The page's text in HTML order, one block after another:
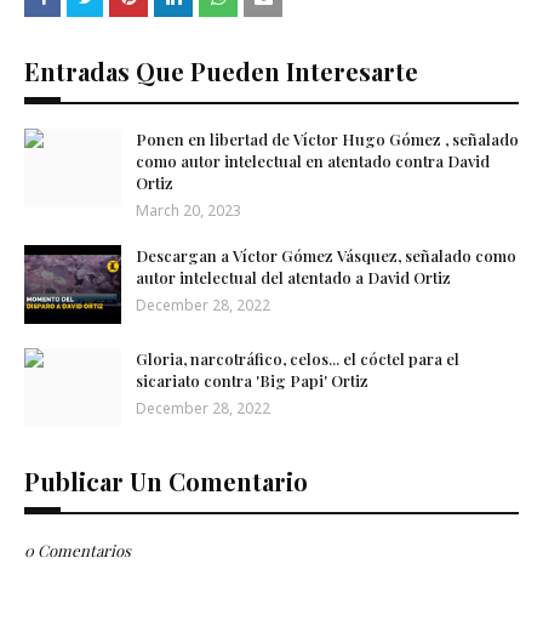
Entradas Que Pueden Interesarte
Ponen en libertad de Víctor Hugo Gómez , señalado
como autor intelectual en atentado contra David
Ortiz
March 20, 2023
Descargan a Víctor Gómez Vásquez, señalado como
autor intelectual del atentado a David Ortiz
December 28, 2022
Gloria, narcotráfico, celos... el cóctel para el
sicariato contra 'Big Papi' Ortiz
December 28, 2022
Publicar Un Comentario
0 Comentarios